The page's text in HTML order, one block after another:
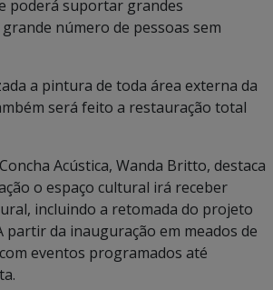
poderá suportar grandes
número de pessoas sem
a pintura de toda área externa da
será feito a restauração total
Acústica, Wanda Britto, destaca
o espaço cultural irá receber
incluindo a retomada do projeto
partir da inauguração em meados de
eventos programados até